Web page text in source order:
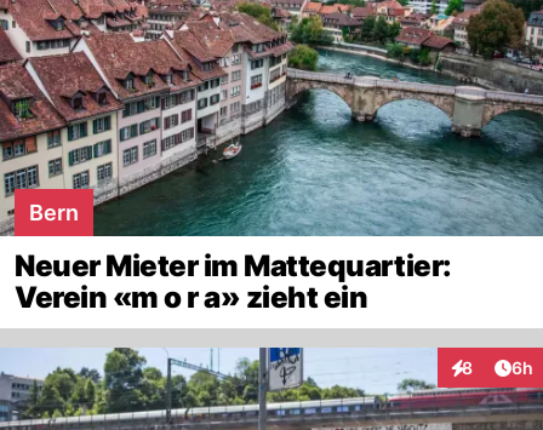
Bern
Neuer Mieter im Mattequartier:
Verein «m o r a» zieht ein
8 6h